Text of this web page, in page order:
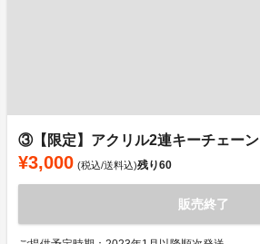
③【限定】アクリル2連キーチェーン
¥3,000 (税込/送料込)残り60
販売終了